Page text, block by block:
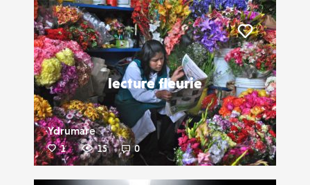
lecture fleurie
Ydrumare
1 15 0
Liker